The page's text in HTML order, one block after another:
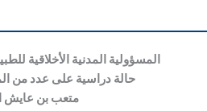
المسؤولية المدنية الأخلاقية
حالة دراسية على عدد من
متعب بن عايش